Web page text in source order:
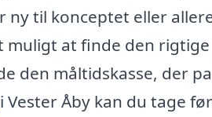
ny til konceptet eller
at finde den
den måltidskasse, der
i Vester Åby kan du tage